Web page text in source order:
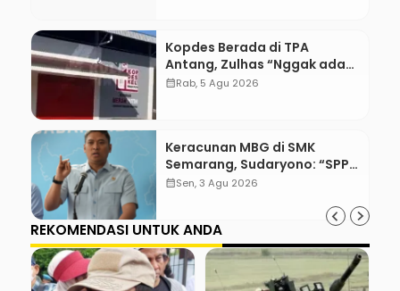
Kopdes Berada di TPA
Antang, Zulhas “Nggak ada
Lahan!”
calendar_monthRab, 5 Agu 2026
Keracunan MBG di SMK
Semarang, Sudaryono: “SPPG
Harus Bertanggung Jawab!”
calendar_monthSen, 3 Agu 2026
REKOMENDASI UNTUK ANDA